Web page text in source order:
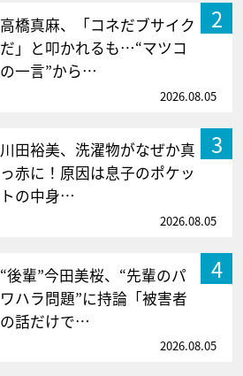
2
高橋真麻、「コネだブサイク
だ」と叩かれるも…“マツコ
の一言”から…
2026.08.05
3
川田裕美、洗濯物がなぜか真
っ赤に！原因は息子のポケッ
トの中身…
2026.08.05
4
“後輩”今田美桜、“先輩のパ
ワハラ問題”に持論「被害者
の話だけで…
2026.08.05